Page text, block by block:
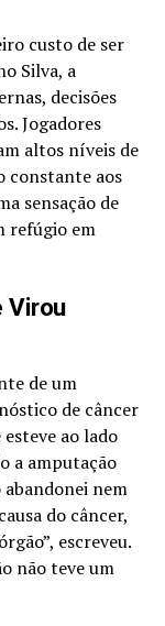
custo de ser
Silva, a
decisões
Jogadores
altos níveis de
constante aos
sensação de
refúgio em
Virou
de um
de câncer
ao lado
a amputação
nem
do câncer,
escreveu.
não teve um